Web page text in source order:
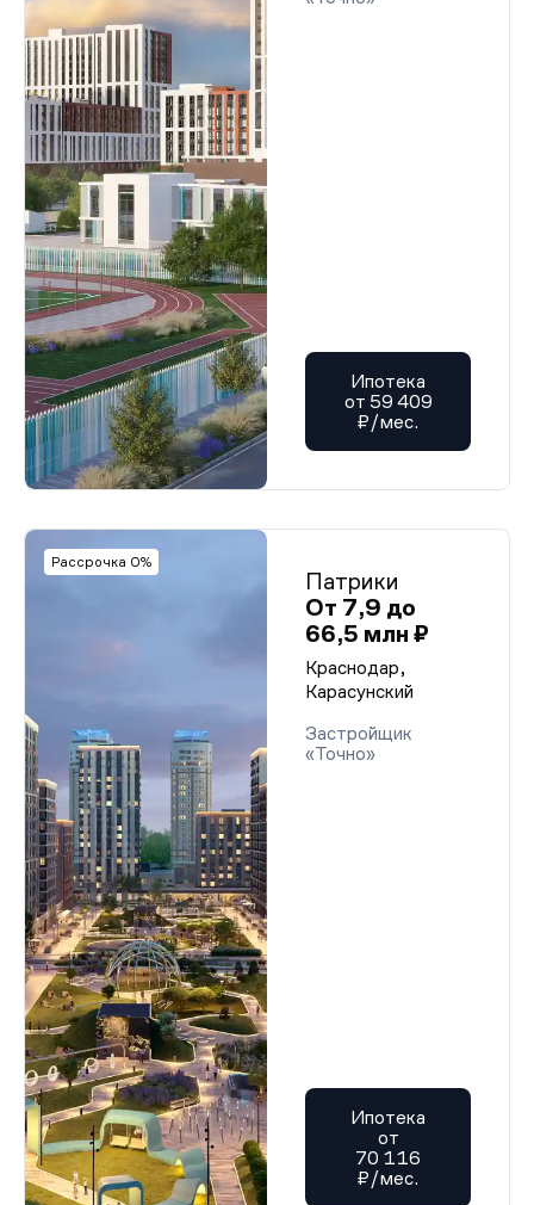
Ипотека
от 59 409
₽/мес.
Рассрочка 0%
Патрики
От 7,9 до
66,5 млн ₽
Краснодар,
Карасунский
Застройщик
«Точно»
Ипотека
от
70 116
₽/мес.